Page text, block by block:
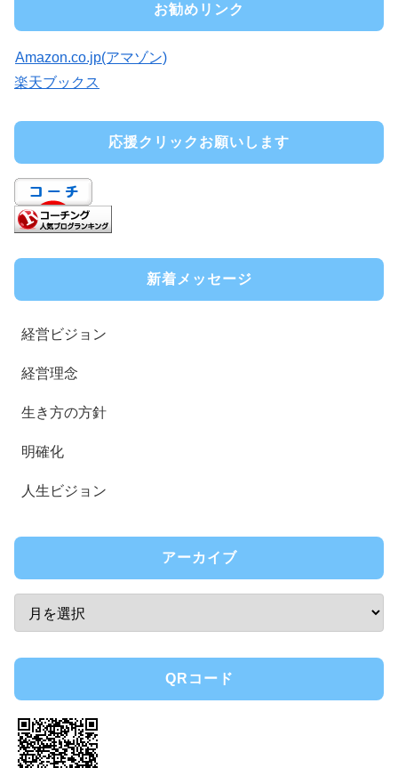
お勧めリンク
Amazon.co.jp(アマゾン)
楽天ブックス
応援クリックお願いします
新着メッセージ
経営ビジョン
経営理念
生き方の方針
明確化
人生ビジョン
アーカイブ
QRコード